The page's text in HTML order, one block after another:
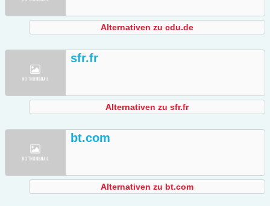
Alternativen zu cdu.de
sfr.fr
Alternativen zu sfr.fr
bt.com
Alternativen zu bt.com